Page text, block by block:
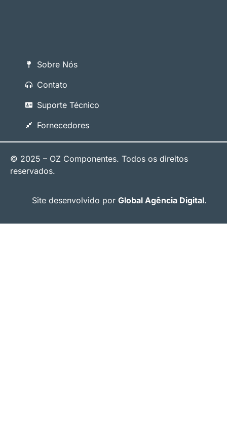
Sobre Nós
Contato
Suporte Técnico
Fornecedores
© 2025 – OZ Componentes. Todos os direitos
reservados.
Site desenvolvido por Global Agência Digital.